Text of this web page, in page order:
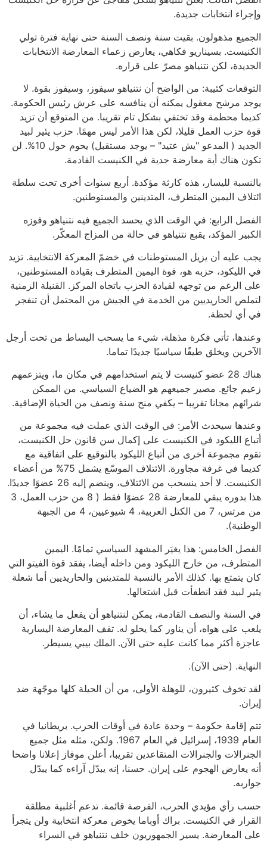
وإجراء انتخابات جديدة.
الجميع مذهولون. بقيت سنة ونصف السنة حتى نهاية فترة تولي
الكنيست. بسيناريو فكاهي، يعارض زعماء المعارضة الانتخابات
الجديدة، لكن نتنياهو مصرّ على قراره.
التوقعات كئيبة: من الواضح أن نتنياهو سيفوز، وسيفوز بقوة. لا
يوجد مرشح معقول يمكنه أن ينافسه على عرش رئيس الحكومة.
كديما محطمة وقد تختفي بشكل تام تقريبا. من المتوقع أن تزيد
قوة حزب العمل قليلا، لكن هذا الأمر ليس مهمًا. حزب يئير لبيد
الجديد ( المدعو "يش عتيد" – يوجد مستقبل) يحوم حول 10%. لن
تكون هناك أية معارضة جدية في الكنيست القادمة.
بالنسبة لليسار، هذه كارثة مؤكدة. أربع سنوات أخرى تحت سلطة
ائتلاف اليمين المتطرف، المتدينين والمستوطنين.
الفصل الرابع: في الوقت الذي يحسد الجميع فيه نتنياهو وفوزه
الكبير المؤكد، يقبع نتنياهو في حالة من المزاج المعكّر.
يجب عليه أن يزيل المستوطنات في خضمّ المعركة الانتخابية. تزيد
في الليكود، حزبه هو، قوة اليمين المتطرف بقيادة المستوطنين،
على الرغم من توجهه لقيادة الحزب باتجاه المركز. القنبلة الزمنية
لتملص الحاريديين من الخدمة في الجيش من المحتمل أن تنفجر
في أي لحظة.
وعندها، تأتي فكرة مذهلة، شيء ما يسحب البساط من تحت أرجل
الآخرين ويخلق طيفًا سياسيًا جديدًا تماما.
هناك 28 عضو كنيست لا يتم استخدامهم في مكان ما، ويتزعمهم
زعيم جائع. مصير جميعهم هو الضياع السياسي. من الممكن
شرائهم مجانا تقريبا – يكفي منح سنة ونصف من الحياة الإضافية.
وعندها سيحدث الأمر: في الوقت الذي عملت فيه مجموعة من
أتباع الليكود في الكنيست على إكمال سن قانون حل الكنيست،
تقوم مجموعة أخرى من أتباع الليكود بالتوقيع على اتفاقية مع
كديما في غرفة مجاورة. الائتلاف الموسّع يشمل 75% من أعضاء
الكنيست. لا أحد ينسحب من الائتلاف، وينضم إليه 26 عضوًا جديدًا.
هذا بدوره يبقي للمعارضة 28 عضوًا فقط ( 8 من حزب العمل، 3
من مرتس، 7 من الكتل العربية، 4 شيوعيين، 4 من الجبهة
الوطنية).
الفصل الخامس: هذا يغيَر المشهد السياسي تمامًا. اليمين
المتطرف، من خارج الليكود ومن داخله أيضا، يفقد قوة الفيتو التي
كان يتمتع بها. كذلك الأمر بالنسبة للمتدينين والحاريديين أما شعلة
يئير لبيد فقد انطفأت قبل اشتعالها.
في السنة والنصف القادمة، يمكن لنتنياهو أن يفعل ما يشاء، أن
يلعب على هواه، أن يناور كما يحلو له. تقف المعارضة اليسارية
عاجزة أكثر مما كانت عليه حتى الآن. الملك بيبي يسيطر.
النهاية. (حتى الآن).
لقد تخوف كثيرون، للوهلة الأولى، من أن الحيلة كلها موجّهة ضد
إيران.
تتم إقامة حكومة – وحدة عادة في أوقات الحرب. بريطانيا في
العام 1939، إسرائيل في العام 1967. ولكن، مثله مثل جميع
الجنرالات والجنرالات المتقاعدين تقريبا، أعلن موفاز إعلانا واضحا
أنه يعارض الهجوم على إيران. حسنا، إنه يبدّل آراءه كما يبدّل
جواربه.
حسب رأي مؤيدي الحرب، الفرصة قائمة. تدعم أغلبية مطلقة
القرار في الكنيست. براك أوباما يخوض معركة انتخابية ولن يتجرأ
على المعارضة. يسير الجمهوريون خلف نتنياهو في السراء